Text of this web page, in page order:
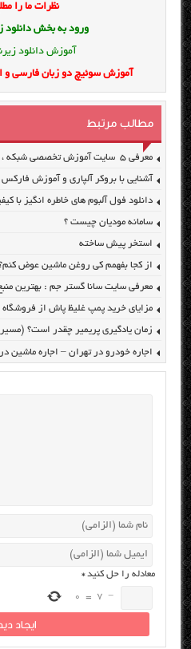
نظرات ما را
ورود به بخش
آموزش دانلود
آموزش سوئیچ دو زبان فارسی و
مطالب مرتبط
معرفی ۵ سایت آموزش تخصصی شبکه ، لینوکس و امنیت
آشنایی با بروکر آلپاری و آموزش فارکس
دانلود فول آلبوم های خاطره انگیز با کیفیت
سامانه مودیان چیست ؟
استخر پیش ساخته
از کجا بفهمم کی روغن ماشین عوض
معرفی سایت سانا گستر جم : بهترین
مزایای خرید پمپ غلیظ پاش از
زمان یادگیری پریمیر چقدر است؟ (مسیر
اجاره خودرو در تهران – اجاره ماشین
معادله را حل کنید*
−
7
=
0